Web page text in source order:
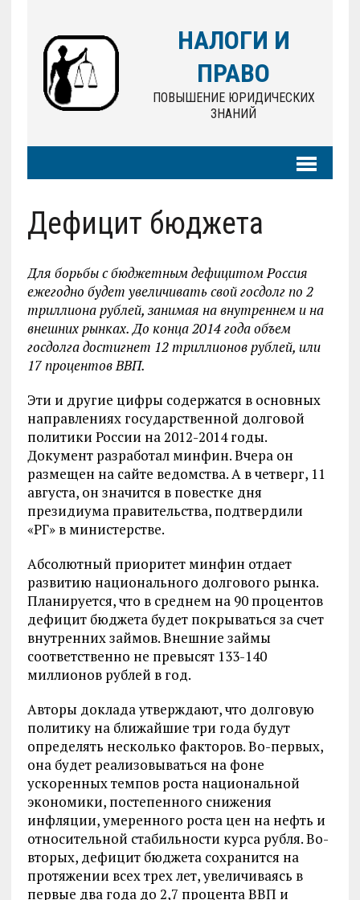
НАЛОГИ И
ПРАВО
ПОВЫШЕНИЕ ЮРИДИЧЕСКИХ
ЗНАНИЙ
Дефицит бюджета
Для борьбы с бюджетным дефицитом Россия
ежегодно будет увеличивать свой госдолг по 2
триллиона рублей, занимая на внутреннем и на
внешних рынках. До конца 2014 года объем
госдолга достигнет 12 триллионов рублей, или
17 процентов ВВП.
Эти и другие цифры содержатся в основных
направлениях государственной долговой
политики России на 2012-2014 годы.
Документ разработал минфин. Вчера он
размещен на сайте ведомства. А в четверг, 11
августа, он значится в повестке дня
президиума правительства, подтвердили
«РГ» в министерстве.
Абсолютный приоритет минфин отдает
развитию национального долгового рынка.
Планируется, что в среднем на 90 процентов
дефицит бюджета будет покрываться за счет
внутренних займов. Внешние займы
соответственно не превысят 133-140
миллионов рублей в год.
Авторы доклада утверждают, что долговую
политику на ближайшие три года будут
определять несколько факторов. Во-первых,
она будет реализовываться на фоне
ускоренных темпов роста национальной
экономики, постепенного снижения
инфляции, умеренного роста цен на нефть и
относительной стабильности курса рубля. Во-
вторых, дефицит бюджета сохранится на
протяжении всех трех лет, увеличиваясь в
первые два года до 2,7 процента ВВП и